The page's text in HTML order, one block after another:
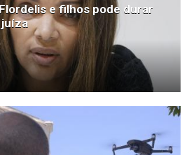
e filhos pode durar